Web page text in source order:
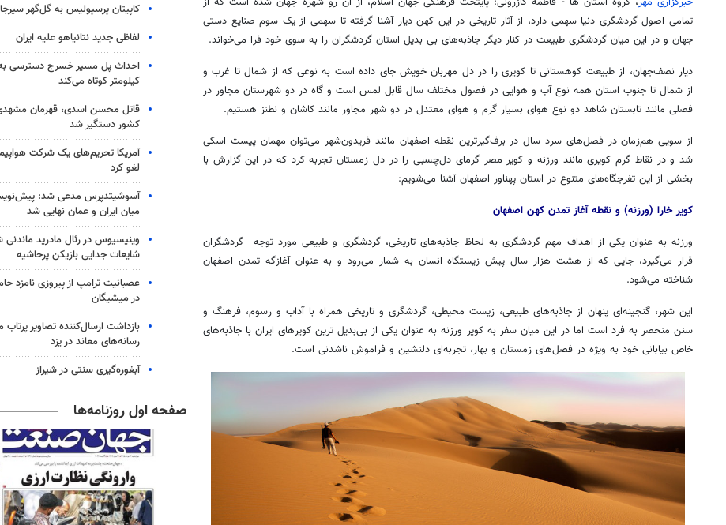
تمامی اصول گردشگری دنیا سهمی دارد، از آثار تاریخی در این کهن دیار آشنا گرفته تا سهمی از یک سوم صنایع دستی
جهان و در این میان گردشگری طبیعت در کنار دیگر جاذبه‌های بی بدیل استان گردشگران را به سوی خود فرا می‌خواند.
دیار نصف‌جهان، از طبیعت کوهستانی تا کویری را در دل مهربان خویش جای داده است به نوعی که از شمال تا غرب و
از شمال تا جنوب استان همه نوع آب و هوایی در فصول مختلف سال قابل لمس است و گاه در دو شهرستان مجاور در
فصلی مانند تابستان شاهد دو نوع هوای بسیار گرم و هوای معتدل در دو شهر مجاور مانند کاشان و نطنز هستیم.
از سویی هم‌زمان در فصل‌های سرد سال در برف‌گیرترین نقطه اصفهان مانند فریدون‌شهر می‌توان مهمان پیست اسکی
شد و در نقاط گرم کویری مانند ورزنه و کویر مصر گرمای دل‌چسبی را در دل زمستان تجربه کرد که در این گزارش با
بخشی از این تفرجگاه‌های متنوع در استان پهناور اصفهان آشنا می‌شویم:
کویر خارا (ورزنه) و نقطه آغاز تمدن کهن اصفهان
ورزنه به عنوان یکی از اهداف مهم گردشگری به لحاظ جاذبه‌های تاریخی، گردشگری و طبیعی مورد توجه گردشگران
قرار می‌گیرد، جایی که از هشت هزار سال پیش زیستگاه انسان به شمار می‌رود و به عنوان آغازگه تمدن اصفهان
شناخته می‌شود.
این شهر، گنجینه‌ای پنهان از جاذبه‌های طبیعی، زیست محیطی، گردشگری و تاریخی همراه با آداب و رسوم، فرهنگ و
سنن منحصر به فرد است اما در این میان سفر به کویر ورزنه به عنوان یکی از بی‌بدیل ترین کویرهای ایران با جاذبه‌های
خاص بیابانی خود به ویژه در فصل‌های زمستان و بهار، تجربه‌ای دلنشین و فراموش ناشدنی است.
کاپیتان پرسپولیس به گل‌گهر
لفاظی جدید نتانیاهو علیه ایران
کیلومتر کوتاه می‌کند
قاتل محسن اسدی، قهرمان
کشور دستگیر شد
آمریکا تحریم‌های یک شرکت
لغو کرد
آسوشیتدپرس مدعی شد:
میان ایران و عمان نهایی شد
وینیسیوس در رئال مادرید ماندنی
شایعات جدایی بازیکن پرحاشیه
عصبانیت ترامپ از پیروزی نامزد
در میشیگان
بازداشت ارسال‌کننده تصاویر
رسانه‌های معاند در یزد
آبغوره‌گیری سنتی در شیراز
صفحه اول روزنامه‌ها